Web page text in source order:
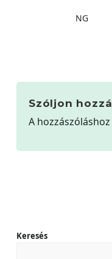
NG
Szóljon hozzá
A hozzászóláshoz
Keresés